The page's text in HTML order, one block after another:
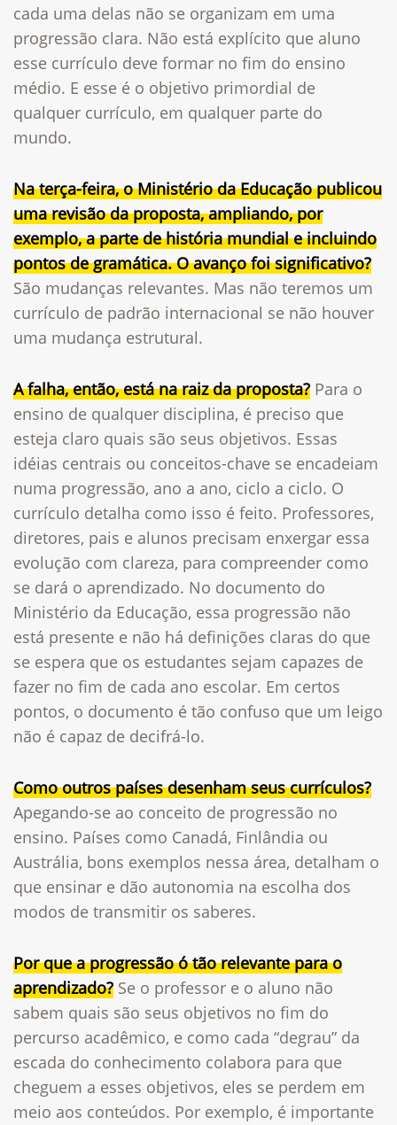
cada uma delas não se organizam em uma
progressão clara. Não está explícito que aluno
esse currículo deve formar no fim do ensino
médio. E esse é o objetivo primordial de
qualquer currículo, em qualquer parte do
mundo.
Na terça-feira, o Ministério da Educação publicou
uma revisão da proposta, ampliando, por
exemplo, a parte de história mundial e incluindo
pontos de gramática. O avanço foi significativo?
São mudanças relevantes. Mas não teremos um
currículo de padrão internacional se não houver
uma mudança estrutural.
A falha, então, está na raiz da proposta? Para o
ensino de qualquer disciplina, é preciso que
esteja claro quais são seus objetivos. Essas
idéias centrais ou conceitos-chave se encadeiam
numa progressão, ano a ano, ciclo a ciclo. O
currículo detalha como isso é feito. Professores,
diretores, pais e alunos precisam enxergar essa
evolução com clareza, para compreender como
se dará o aprendizado. No documento do
Ministério da Educação, essa progressão não
está presente e não há definições claras do que
se espera que os estudantes sejam capazes de
fazer no fim de cada ano escolar. Em certos
pontos, o documento é tão confuso que um leigo
não é capaz de decifrá-lo.
Como outros países desenham seus currículos?
Apegando-se ao conceito de progressão no
ensino. Países como Canadá, Finlândia ou
Austrália, bons exemplos nessa área, detalham o
que ensinar e dão autonomia na escolha dos
modos de transmitir os saberes.
Por que a progressão ó tão relevante para o
aprendizado? Se o professor e o aluno não
sabem quais são seus objetivos no fim do
percurso acadêmico, e como cada “degrau” da
escada do conhecimento colabora para que
cheguem a esses objetivos, eles se perdem em
meio aos conteúdos. Por exemplo, é importante